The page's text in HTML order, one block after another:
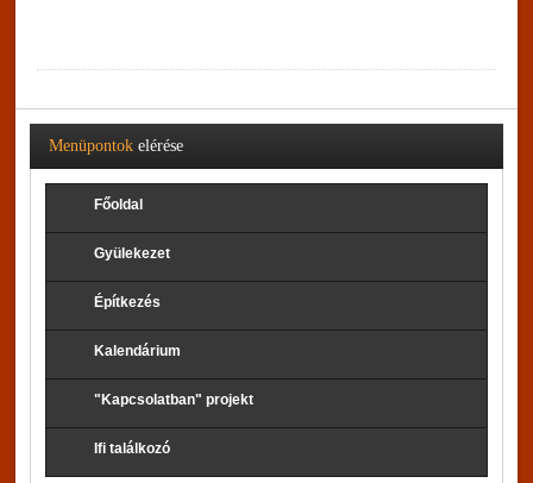
Menüpontokelérése
Főoldal
Gyülekezet
Építkezés
Kalendárium
"Kapcsolatban" projekt
Ifi találkozó